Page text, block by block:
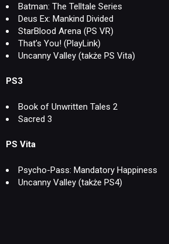
Batman: The Telltale Series
Deus Ex: Mankind Divided
StarBlood Arena (PS VR)
That’s You! (PlayLink)
Uncanny Valley (także PS Vita)
PS3
Book of Unwritten Tales 2
Sacred 3
PS Vita
Psycho-Pass: Mandatory Happiness
Uncanny Valley (także PS4)